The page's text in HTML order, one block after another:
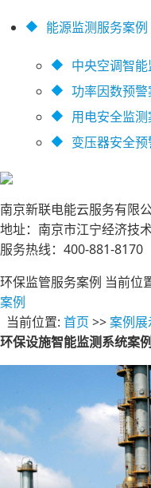
◆ 能源监测服务案例
◆ 中央空调智
◆ 功率因数预警
◆ 用电安全监测
◆ 变压器安全
南京新联电能云服务有限
地址：南京市江宁经济技
服务热线：400-881-8170
环保监管服务案例 当前位
案例
当前位置: 首页 >>案例展
环保设施智能监测系统案例